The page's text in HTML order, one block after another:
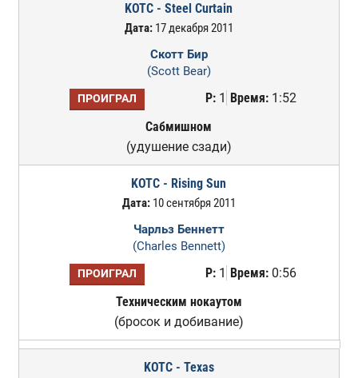
KOTC - Steel Curtain
Дата:17 декабря 2011
Скотт Бир
(Scott Bear)
ПРОИГРАЛ Р:1 Время:1:52
Сабмишном
(удушение сзади)
KOTC - Rising Sun
Дата:10 сентября 2011
Чарльз Беннетт
(Charles Bennett)
ПРОИГРАЛ Р:1 Время:0:56
Техническим нокаутом
(бросок и добивание)
KOTC - Texas